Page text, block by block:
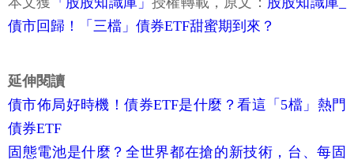
債市回歸！「三檔」債券ETF甜蜜期到來？
延伸閱讀
債市佈局好時機！債券ETF是什麼？看這「5檔」熱門
債券ETF
固態電池是什麼？全世界都在搶的新技術，台、每固